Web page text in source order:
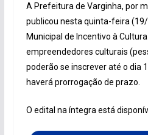
A Prefeitura de Varginha, por
publicou nesta quinta-feira
Municipal de Incentivo à
empreendedores culturais
poderão se inscrever até o dia
haverá prorrogação de prazo.
O edital na íntegra está